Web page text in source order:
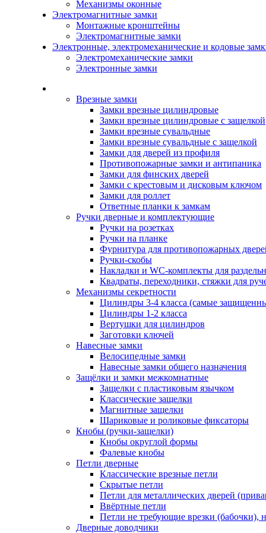
Механизмы оконные
Электромагнитные замки
Монтажные кронштейны
Электромагнитные замки
Электронные, электромеханические и кодовые
Электромеханические замки
Электронные замки
Врезные замки
Замки врезные цилиндровые
Замки врезные цилиндровые с защелкой
Замки врезные сувальдные
Замки врезные сувальдные с защелкой
Замки для дверей из профиля
Противопожарные замки и антипаника
Замки для финских дверей
Замки с крестовым и дисковым ключом
Замки для роллет
Ответные планки к замкам
Ручки дверные и комплектующие
Ручки на розетках
Ручки на планке
Фурнитура для противопожарных
Ручки-скобы
Накладки и WC-комплекты для
Квадраты, переходники, стяжки для
Механизмы секретности
Цилиндры 3-4 класса (самые
Цилиндры 1-2 класса
Вертушки для цилиндров
Заготовки ключей
Навесные замки
Велосипедные замки
Навесные замки общего назначения
Защёлки и замки межкомнатные
Защелки с пластиковым язычком
Классические защелки
Магнитные защелки
Шариковые и роликовые фиксаторы
Кнобы (ручки-защелки)
Кнобы округлой формы
Фалевые кнобы
Петли дверные
Классические врезные петли
Скрытые петли
Петли для металлических дверей
Ввёртные петли
Петли не требующие врезки (бабочки),
Дверные доводчики